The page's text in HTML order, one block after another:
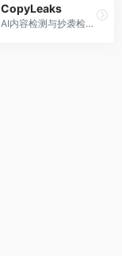
CopyLeaks
AI内容检测与抄袭检测平台，专注于内容原创性验证。面向教育机构和出版商，提供AI检测、抄袭检测、多语言支持等服务，检测全面。